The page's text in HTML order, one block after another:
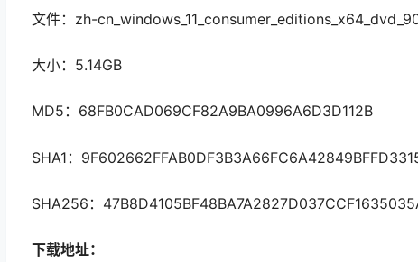
文件：zh-
大小：5.14GB
MD5：68FB0CAD069CF82A9BA0996A6D3D112B
SHA1：
SHA256：
下载地址：